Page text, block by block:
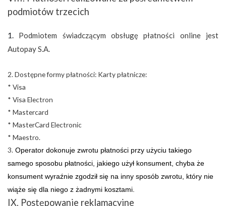
podmiotów trzecich
1. Podmiotem świadczącym obsługę płatności online jest
Autopay S.A.
2. Dostępne formy płatności: Karty płatnicze:
* Visa
* Visa Electron
* Mastercard
* MasterCard Electronic
* Maestro.
3. Operator dokonuje zwrotu płatności przy użyciu takiego
samego sposobu płatności, jakiego użył konsument, chyba że
konsument wyraźnie zgodził się na inny sposób zwrotu, który nie
wiąże się dla niego z żadnymi kosztami.
IX. Postępowanie reklamacyjne